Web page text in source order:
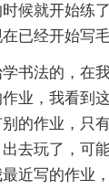
候就开始练
已经开始写毛
书法的，在
业，我看到
的作业，只
去玩了，可
近写的作业